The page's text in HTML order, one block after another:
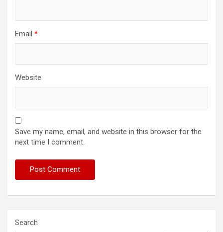
Email *
Website
Save my name, email, and website in this browser for the
next time I comment.
Search